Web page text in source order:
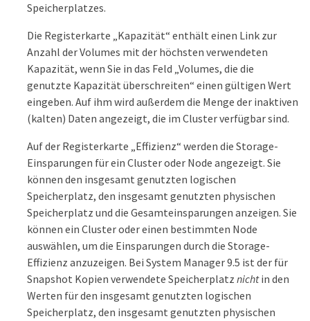
Speicherplatzes.
Die Registerkarte „Kapazität“ enthält einen Link zur
Anzahl der Volumes mit der höchsten verwendeten
Kapazität, wenn Sie in das Feld „Volumes, die die
genutzte Kapazität überschreiten“ einen gültigen Wert
eingeben. Auf ihm wird außerdem die Menge der inaktiven
(kalten) Daten angezeigt, die im Cluster verfügbar sind.
Auf der Registerkarte „Effizienz“ werden die Storage-
Einsparungen für ein Cluster oder Node angezeigt. Sie
können den insgesamt genutzten logischen
Speicherplatz, den insgesamt genutzten physischen
Speicherplatz und die Gesamteinsparungen anzeigen. Sie
können ein Cluster oder einen bestimmten Node
auswählen, um die Einsparungen durch die Storage-
Effizienz anzuzeigen. Bei System Manager 9.5 ist der für
Snapshot Kopien verwendete Speicherplatz nichtin den
Werten für den insgesamt genutzten logischen
Speicherplatz, den insgesamt genutzten physischen